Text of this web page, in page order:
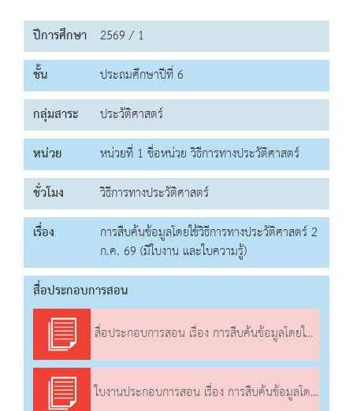
ปีการศึกษา 2569 / 1
ชั้น
ประถมศึกษาปีที่ 6
กลุ่มสาระ
ประวัติศาสตร์
หน่วย
หน่วยที่ 1 ชื่อหน่วย วิธีการทางประวัติศาสตร์
ชั่วโมง
วิธีการทางประวัติศาสตร์
เรื่อง
การสืบค้นข้อมูลโดยใช้วิธีการทางประวัติศาสตร์ 2
ก.ค. 69 (มีใบงาน และใบความรู้)
สื่อประกอบการสอน
สื่อประกอบการสอน เรื่อง การสืบค้นข้อมูลโดยใช้วิธีการทางประวัติศาสตร์
ใบงานประกอบการสอน เรื่อง การสืบค้นข้อมูลโดยใช้วิธีการทางประวัติศาสตร์